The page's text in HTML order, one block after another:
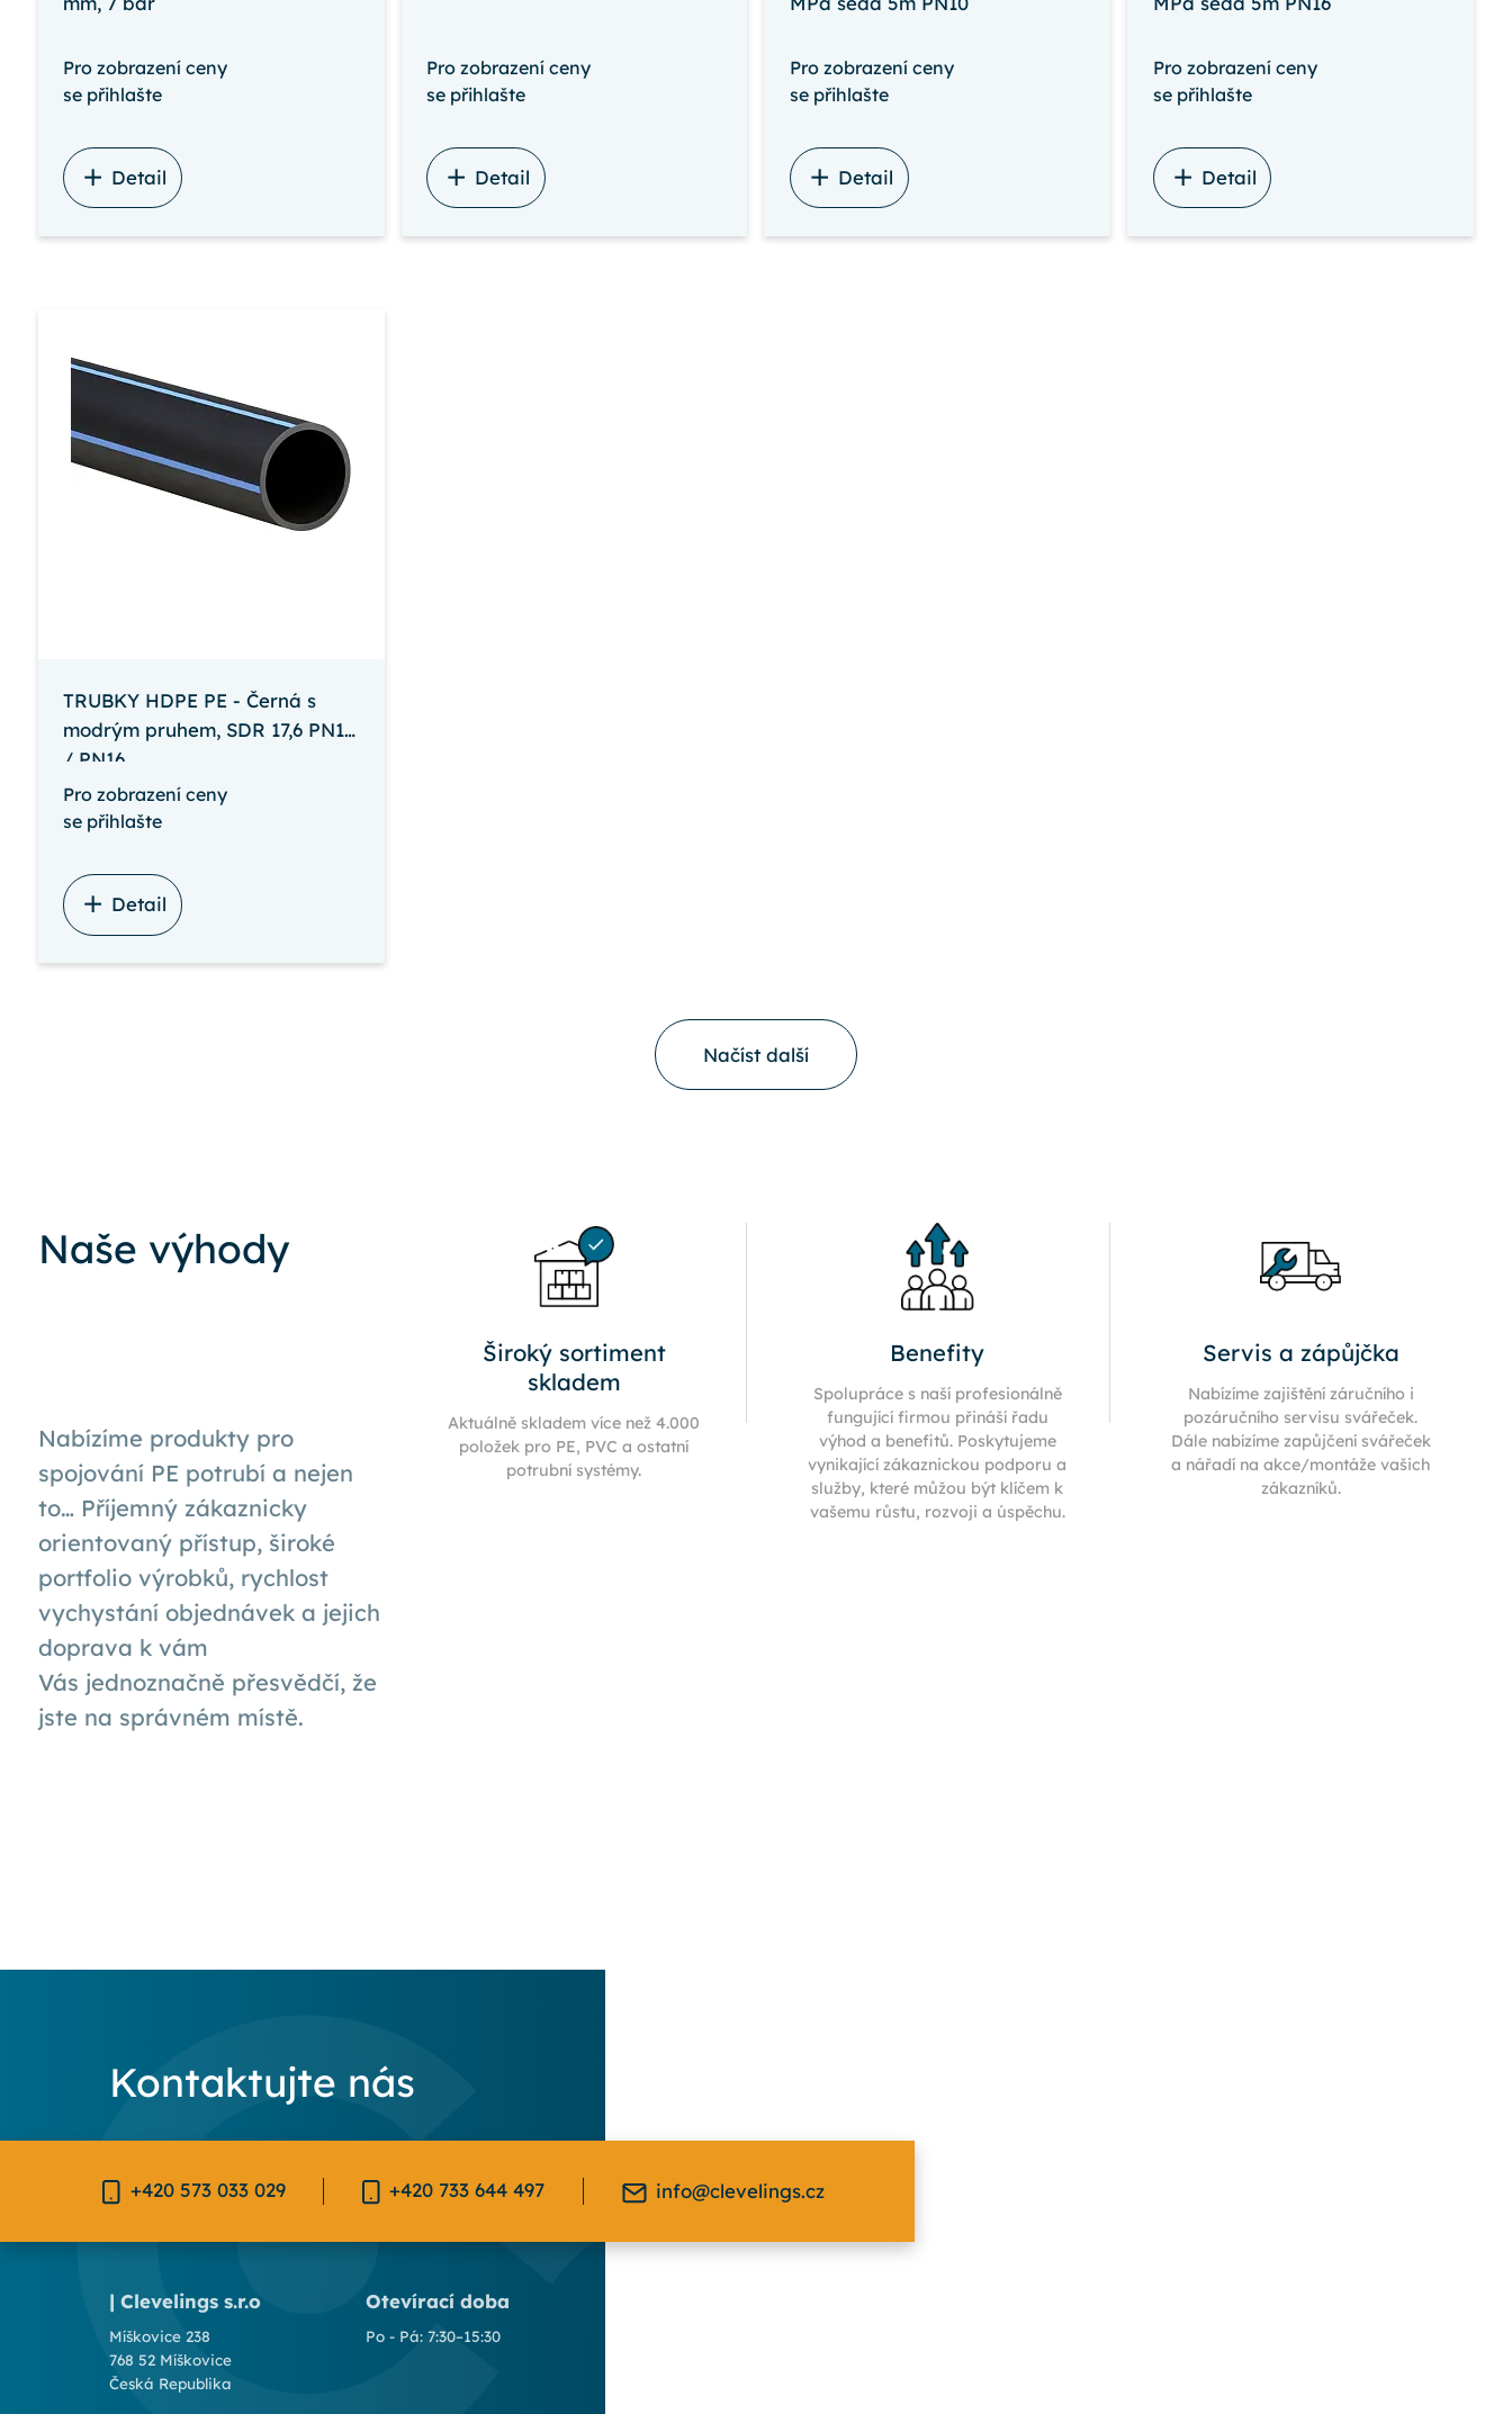
Pro zobrazení ceny
se přihlašte
Detail
Pro zobrazení ceny
se přihlašte
Detail
Pro zobrazení ceny
se přihlašte
Detail
Pro zobrazení ceny
se přihlašte
Detail
TRUBKY HDPE PE - Černá s
modrým pruhem, SDR 17,6 PN10
/ PN16
Pro zobrazení ceny
se přihlašte
Detail
Načíst další
Naše výhody
Nabízíme produkty pro
spojování PE potrubí a nejen
to… Příjemný zákaznicky
orientovaný přístup, široké
portfolio výrobků, rychlost
vychystání objednávek a jejich
doprava k vám
Vás jednoznačně přesvědčí, že
jste na správném místě.
Široký sortiment
skladem
Aktuálně skladem více než 4.000
položek pro PE, PVC a ostatní
potrubní systémy.
Benefity
Spolupráce s naší profesionálně
fungující firmou přináší řadu
výhod a benefitů. Poskytujeme
vynikající zákaznickou podporu a
služby, které můžou být klíčem k
vašemu růstu, rozvoji a úspěchu.
Servis a zápůjčka
Nabízíme zajištění záručního i
pozáručního servisu svářeček.
Dále nabízíme zapůjčení svářeček
a nářadí na akce/montáže vašich
zákazníků.
Kontaktujte nás
+420 573 033 029 +420 733 644 497 info@clevelings.cz
| Clevelings s.r.o
Míškovice 238
768 52 Míškovice
Česká Republika
Otevírací doba
Po - Pá: 7:30–15:30